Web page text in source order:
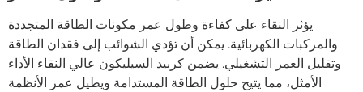
يؤثر النقاء على كفاءة وطول عمر مكونات الطاقة المتجددة
والمركبات الكهربائية. يمكن أن تؤدي الشوائب إلى فقدان الطاقة
وتقليل العمر التشغيلي. يضمن كربيد السيليكون عالي النقاء الأداء
الأمثل، مما يتيح حلول الطاقة المستدامة ويطيل عمر الأنظمة